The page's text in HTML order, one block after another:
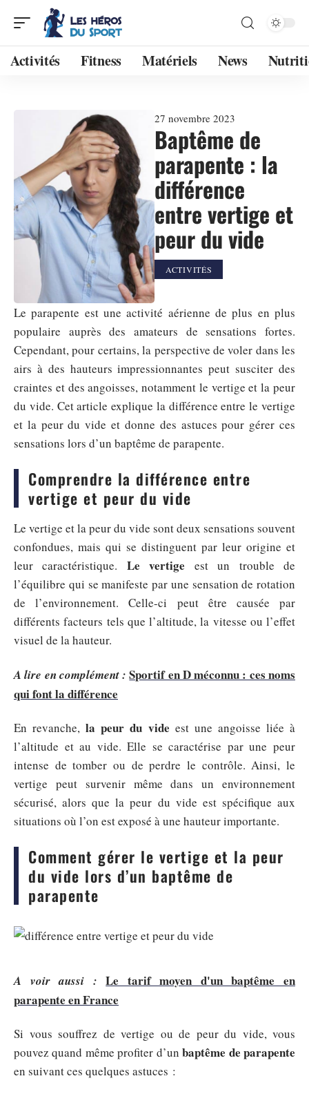
Activités Fitness Matériels News
27 novembre 2023
Baptême de
parapente : la
différence
entre vertige et
peur du vide
ACTIVITÉS
Le parapente est une activité aérienne de plus en plus
populaire auprès des amateurs de sensations fortes.
Cependant, pour certains, la perspective de voler dans les
airs à des hauteurs impressionnantes peut susciter des
craintes et des angoisses, notamment le vertige et la peur
du vide. Cet article explique la différence entre le vertige
et la peur du vide et donne des astuces pour gérer ces
sensations lors d’un baptême de parapente.
Comprendre la différence entre
vertige et peur du vide
Le vertige et la peur du vide sont deux sensations souvent
confondues, mais qui se distinguent par leur origine et
leur caractéristique. Le vertige est un trouble de
l’équilibre qui se manifeste par une sensation de rotation
de l’environnement. Celle-ci peut être causée par
différents facteurs tels que l’altitude, la vitesse ou l’effet
visuel de la hauteur.
A lire en complément : Sportif en D méconnu : ces noms
qui font la différence
En revanche,la peur du vide est une angoisse liée à
l’altitude et au vide. Elle se caractérise par une peur
intense de tomber ou de perdre le contrôle. Ainsi, le
vertige peut survenir même dans un environnement
sécurisé, alors que la peur du vide est spécifique aux
situations où l’on est exposé à une hauteur importante.
Comment gérer le vertige et la peur
du vide lors d’un baptême de
parapente
A voir aussi : Le tarif moyen d'un baptême en
parapente en France
Si vous souffrez de vertige ou de peur du vide, vous
pouvez quand même profiter d’unbaptême de parapente
en suivant ces quelques astuces :